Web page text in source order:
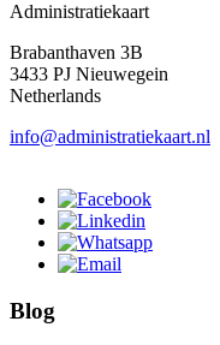
Administratiekaart
Brabanthaven 3B
3433 PJ Nieuwegein
Netherlands
info@administratiekaart.nl
Blog